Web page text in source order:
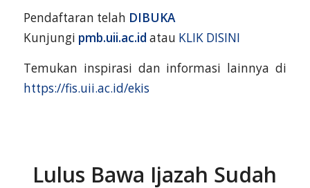
Pendaftaran telah DIBUKA
Kunjungi pmb.uii.ac.id atau KLIK DISINI
Temukan inspirasi dan informasi lainnya di
https://fis.uii.ac.id/ekis
Lulus Bawa Ijazah Sudah